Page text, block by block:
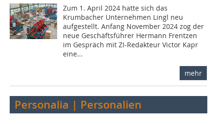
Zum 1. April 2024 hatte sich das
Krumbacher Unternehmen Lingl neu
aufgestellt. Anfang November 2024 zog der
neue Geschäftsführer Hermann Frentzen
im Gespräch mit ZI-Redakteur Victor Kapr
eine...
mehr
Personalia | Personalien